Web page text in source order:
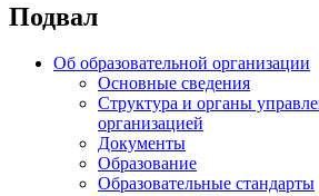
Подвал
Об образовательной организации
Основные сведения
Структура и органы
организацией
Документы
Образование
Образовательные стандарты